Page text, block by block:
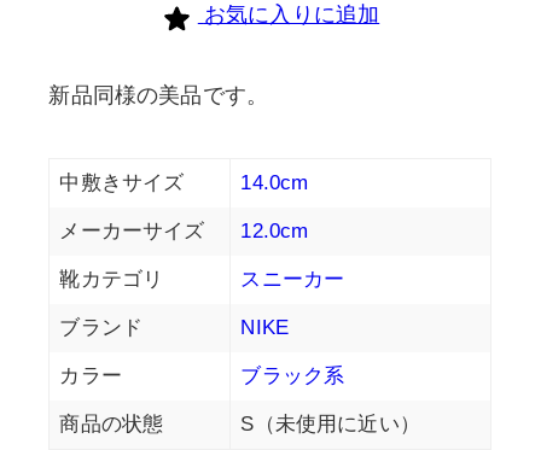
お気に入りに追加
新品同様の美品です。
中敷きサイズ 14.0cm
メーカーサイズ 12.0cm
靴カテゴリ スニーカー
ブランド NIKE
カラー ブラック系
商品の状態 S（未使用に近い）